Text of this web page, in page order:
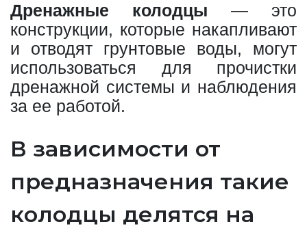
Дренажные колодцы — это
конструкции, которые накапливают
и отводят грунтовые воды, могут
использоваться для прочистки
дренажной системы и наблюдения
за ее работой.
В зависимости от
предназначения такие
колодцы делятся на